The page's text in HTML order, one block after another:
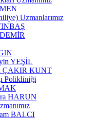
Uzmanlarımız
YEŞİL
ÇAKIR KUNT
Polikliniği
HARUN
BALCI